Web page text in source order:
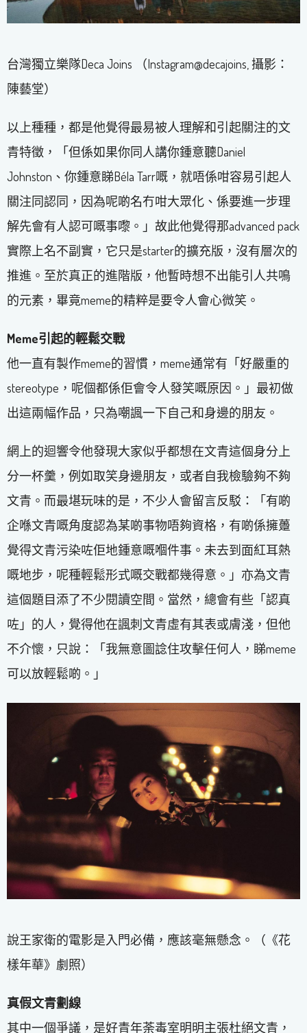
台灣獨立樂隊Deca Joins （Instagram@decajoins, 攝影：
陳藝堂）
以上種種，都是他覺得最易被人理解和引起關注的文
青特徵，「但係如果你同人講你鍾意聽Daniel
Johnston、你鍾意睇Béla Tarr嘅，就唔係咁容易引起人
關注同認同，因為呢啲名冇咁大眾化、係要進一步理
解先會有人認可嘅事嚟。」故此他覺得那advanced pack
實際上名不副實，它只是starter的擴充版，沒有層次的
推進。至於真正的進階版，他暫時想不出能引人共鳴
的元素，畢竟meme的精粹是要令人會心微笑。
Meme引起的輕鬆交戰
他一直有製作meme的習慣，meme通常有「好嚴重的
stereotype，呢個都係佢會令人發笑嘅原因。」最初做
出這兩幅作品，只為嘲諷一下自己和身邊的朋友。
網上的迴響令他發現大家似乎都想在文青這個身分上
分一杯羹，例如取笑身邊朋友，或者自我檢驗夠不夠
文青。而最堪玩味的是，不少人會留言反駁：「有啲
企喺文青嘅角度認為某啲事物唔夠資格，有啲係擁躉
覺得文青污染咗佢地鍾意嘅嗰件事。未去到面紅耳熱
嘅地步，呢種輕鬆形式嘅交戰都幾得意。」亦為文青
這個題目添了不少閱讀空間。當然，總會有些「認真
咗」的人，覺得他在諷刺文青虛有其表或膚淺，但他
不介懷，只說：「我無意圖諗住攻擊任何人，睇meme
可以放輕鬆啲。」
說王家衛的電影是入門必備，應該毫無懸念。（《花
樣年華》劇照）
真假文青劃線
其中一個爭議，是好青年荼毒室明明主張杜絕文青，